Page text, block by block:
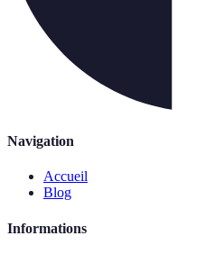
Navigation
Accueil
Blog
Informations